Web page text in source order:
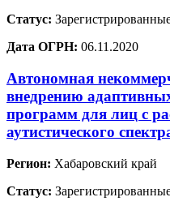
Статус:
Дата ОГРН: 06.11.2020
Автономная
внедрению
программ для лиц с
аутистического
Регион: Хабаровский край
Статус: